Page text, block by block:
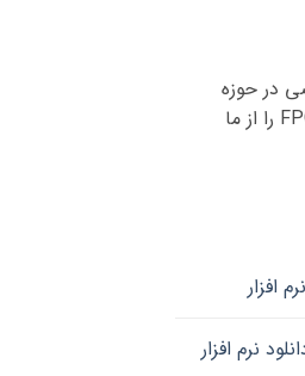
در حوزه
میکروکنترلر و FPGA را از ما
افزار
نرم افزار